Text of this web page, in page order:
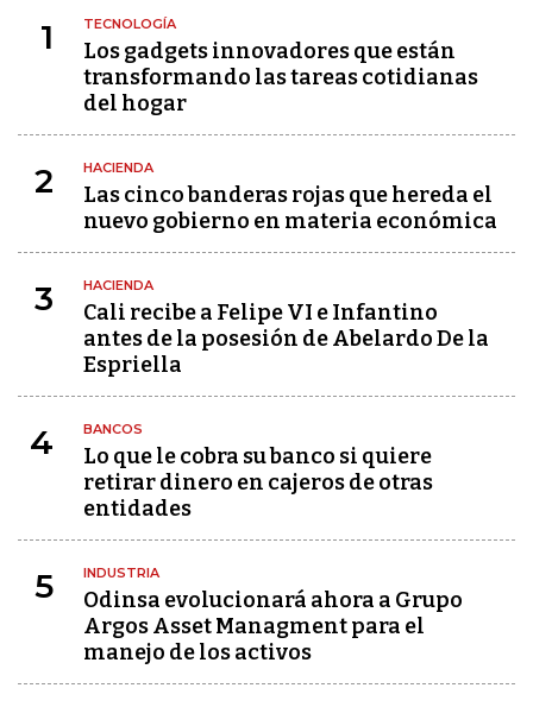
1 TECNOLOGÍA
Los gadgets innovadores que están
transformando las tareas cotidianas
del hogar
2 HACIENDA
Las cinco banderas rojas que hereda el
nuevo gobierno en materia económica
3 HACIENDA
Cali recibe a Felipe VI e Infantino
antes de la posesión de Abelardo De la
Espriella
4 BANCOS
Lo que le cobra su banco si quiere
retirar dinero en cajeros de otras
entidades
5 INDUSTRIA
Odinsa evolucionará ahora a Grupo
Argos Asset Managment para el
manejo de los activos